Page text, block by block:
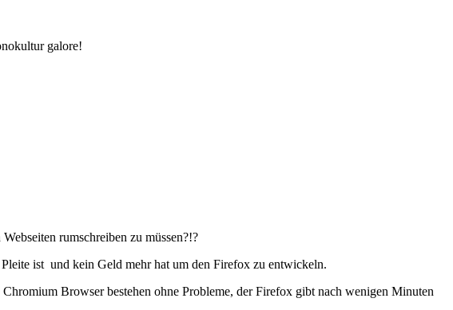
galore!
rumschreiben zu müssen?!?
ist und kein Geld mehr hat um den Firefox zu entwickeln.
Browser bestehen ohne Probleme, der Firefox gibt nach wenigen Minuten